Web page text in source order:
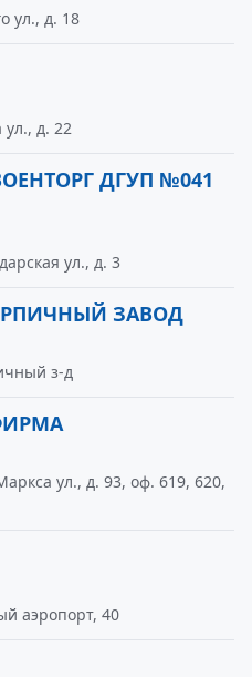
ул., д. 18
д. 22
ДГУП №041
ул., д. 3
ЗАВОД
з-д
ул., д. 93, оф. 619, 620,
аэропорт, 40